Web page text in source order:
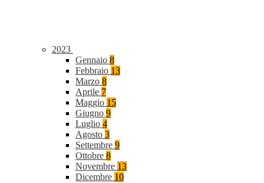
2023
Gennaio 8
Febbraio 13
Marzo 8
Aprile 7
Maggio 15
Giugno 9
Luglio 4
Agosto 3
Settembre 9
Ottobre 8
Novembre 13
Dicembre 10